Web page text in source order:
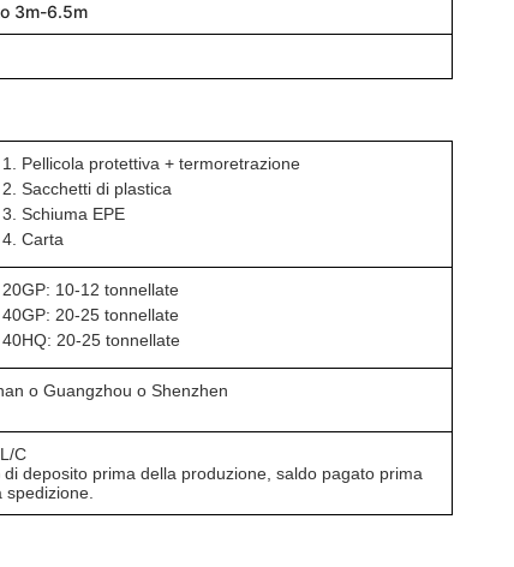
3m-6.5m
1. Pellicola protettiva + termoretrazione
2. Sacchetti di plastica
3. Schiuma EPE
4. Carta
20GP: 10-12 tonnellate
40GP: 20-25 tonnellate
40HQ: 20-25 tonnellate
o Guangzhou o Shenzhen
C
di deposito prima della produzione, saldo pagato prima
spedizione.